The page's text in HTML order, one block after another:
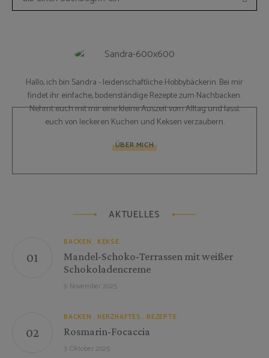
Hallo, ich bin Sandra - leidenschaftliche Hobbybäckerin. Bei mir
findet ihr einfache, bodenständige Rezepte zum Nachbacken.
Nehmt euch mit mir eine kleine Auszeit vom Alltag und lasst
euch von leckeren Kuchen und Keksen verzaubern.
ÜBER MICH
AKTUELLES
BACKEN KEKSE
Mandel-Schoko-Terrassen mit weißer
Schokoladencreme
9. November 2025
BACKEN HERZHAFTES REZEPTE
Rosmarin-Focaccia
3. Oktober 2025